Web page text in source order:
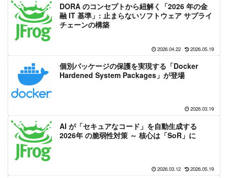
DORA のコンセプトから紐解く「2026 年の金
融 IT 基準」: 止まらないソフトウェア サプライ
チェーンの構築
2026.04.22 2026.05.19
個別パッケージの保護を実現する「Docker
Hardened System Packages」が登場
2026.03.19
AI が「セキュアなコード」を自動生成する
2026年 の脆弱性対策 ～ 核心は「SoR」に
2026.03.12 2026.05.19